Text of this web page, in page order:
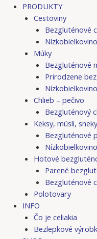
PRODUKTY
Cestoviny
Bezgluténové
Múky
Bezgluténové
Prirodzene
Chlieb – pečivo
Bezgluténový
Keksy, müsli, sneky
Bezgluténové
Hotové
Parené
Bezgluténové
Polotovary
INFO
Čo je celiakia
Bezlepkové